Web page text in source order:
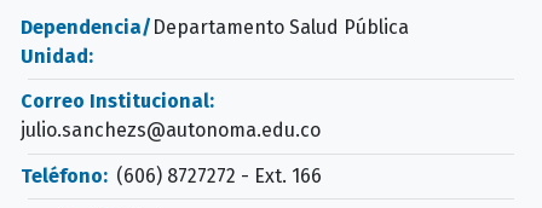
Dependencia/
Unidad:
Departamento Salud Pública
Correo Institucional:
julio.sanchezs@autonoma.edu.co
Teléfono: (606) 8727272 - Ext. 166